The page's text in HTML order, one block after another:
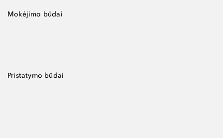
Mokėjimo būdai
Pristatymo būdai